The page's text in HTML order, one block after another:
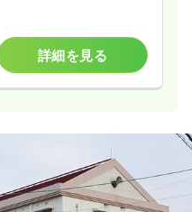
詳細を見る
詳細を見る